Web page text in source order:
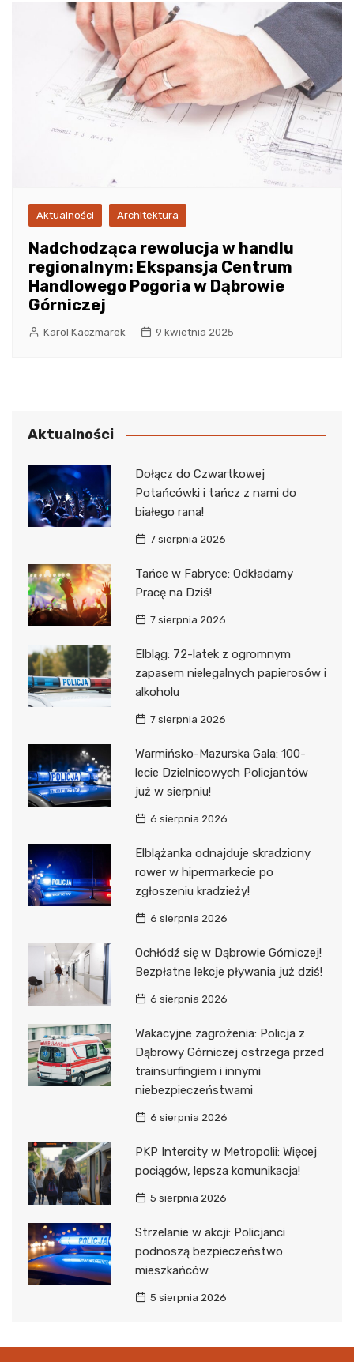
Aktualności Architektura
Nadchodząca rewolucja w handlu
regionalnym: Ekspansja Centrum
Handlowego Pogoria w Dąbrowie
Górniczej
Karol Kaczmarek 9 kwietnia 2025
Aktualności
Dołącz do Czwartkowej
Potańcówki i tańcz z nami do
białego rana!
7 sierpnia 2026
Tańce w Fabryce: Odkładamy
Pracę na Dziś!
7 sierpnia 2026
Elbląg: 72-latek z ogromnym
zapasem nielegalnych papierosów i
alkoholu
7 sierpnia 2026
Warmińsko-Mazurska Gala: 100-
lecie Dzielnicowych Policjantów
już w sierpniu!
6 sierpnia 2026
Elblążanka odnajduje skradziony
rower w hipermarkecie po
zgłoszeniu kradzieży!
6 sierpnia 2026
Ochłódź się w Dąbrowie Górniczej!
Bezpłatne lekcje pływania już dziś!
6 sierpnia 2026
Wakacyjne zagrożenia: Policja z
Dąbrowy Górniczej ostrzega przed
trainsurfingiem i innymi
niebezpieczeństwami
6 sierpnia 2026
PKP Intercity w Metropolii: Więcej
pociągów, lepsza komunikacja!
5 sierpnia 2026
Strzelanie w akcji: Policjanci
podnoszą bezpieczeństwo
mieszkańców
5 sierpnia 2026